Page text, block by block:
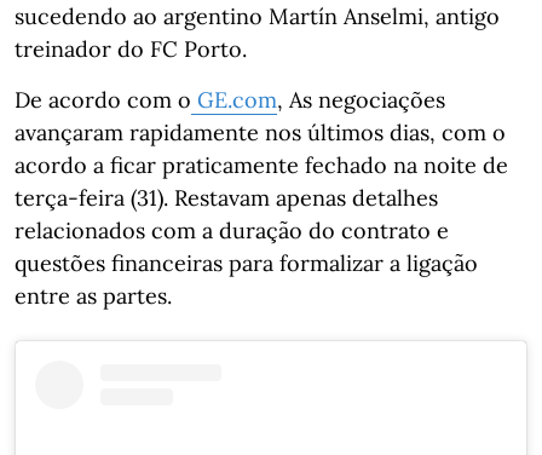
sucedendo ao argentino Martín Anselmi, antigo
treinador do FC Porto.
De acordo com o GE.com, As negociações
avançaram rapidamente nos últimos dias, com o
acordo a ficar praticamente fechado na noite de
terça-feira (31). Restavam apenas detalhes
relacionados com a duração do contrato e
questões financeiras para formalizar a ligação
entre as partes.